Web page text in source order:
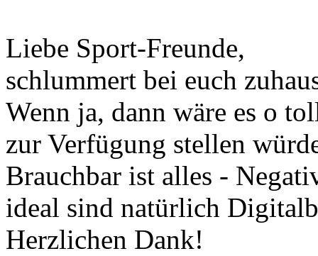
Liebe Sport-Freunde,
schlummert bei euch
Wenn ja, dann wäre es o
zur Verfügung stellen
Brauchbar ist alles -
ideal sind natürlich
Herzlichen Dank!